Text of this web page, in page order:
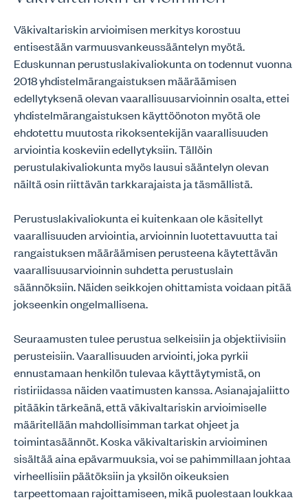
Väkivaltariskin arvioimisen merkitys korostuu
entisestään varmuusvankeussääntelyn myötä.
Eduskunnan perustuslakivaliokunta on todennut vuonna
2018 yhdistelmärangaistuksen määräämisen
edellytyksenä olevan vaarallisuusarvioinnin osalta, ettei
yhdistelmärangaistuksen käyttöönoton myötä ole
ehdotettu muutosta rikoksentekijän vaarallisuuden
arviointia koskeviin edellytyksiin. Tällöin
perustulakivaliokunta myös lausui sääntelyn olevan
näiltä osin riittävän tarkkarajaista ja täsmällistä.
Perustuslakivaliokunta ei kuitenkaan ole käsitellyt
vaarallisuuden arviointia, arvioinnin luotettavuutta tai
rangaistuksen määräämisen perusteena käytettävän
vaarallisuusarvioinnin suhdetta perustuslain
säännöksiin. Näiden seikkojen ohittamista voidaan pitää
jokseenkin ongelmallisena.
Seuraamusten tulee perustua selkeisiin ja objektiivisiin
perusteisiin. Vaarallisuuden arviointi, joka pyrkii
ennustamaan henkilön tulevaa käyttäytymistä, on
ristiriidassa näiden vaatimusten kanssa. Asianajajaliitto
pitääkin tärkeänä, että väkivaltariskin arvioimiselle
määritellään mahdollisimman tarkat ohjeet ja
toimintasäännöt. Koska väkivaltariskin arvioiminen
sisältää aina epävarmuuksia, voi se pahimmillaan johtaa
virheellisiin päätöksiin ja yksilön oikeuksien
tarpeettomaan rajoittamiseen, mikä puolestaan loukkaa